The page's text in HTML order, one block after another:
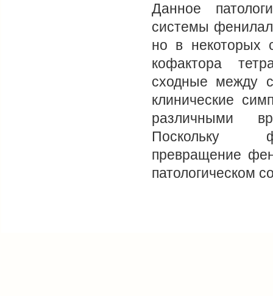
Данное
системы
но в некоторых
кофактора
сходные между
клинические
различными
Поскольку
превращение
патологическом